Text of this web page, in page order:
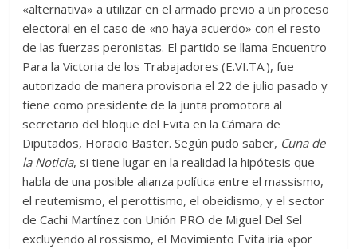
«alternativa» a utilizar en el armado previo a un proceso
electoral en el caso de «no haya acuerdo» con el resto
de las fuerzas peronistas. El partido se llama Encuentro
Para la Victoria de los Trabajadores (E.VI.TA.), fue
autorizado de manera provisoria el 22 de julio pasado y
tiene como presidente de la junta promotora al
secretario del bloque del Evita en la Cámara de
Diputados, Horacio Baster. Según pudo saber, Cuna de
la Noticia, si tiene lugar en la realidad la hipótesis que
habla de una posible alianza política entre el massismo,
el reutemismo, el perottismo, el obeidismo, y el sector
de Cachi Martínez con Unión PRO de Miguel Del Sel
excluyendo al rossismo, el Movimiento Evita iría «por